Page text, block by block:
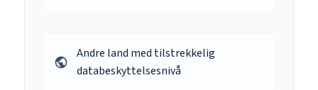
public
Andre land med tilstrekkelig
databeskyttelsesnivå